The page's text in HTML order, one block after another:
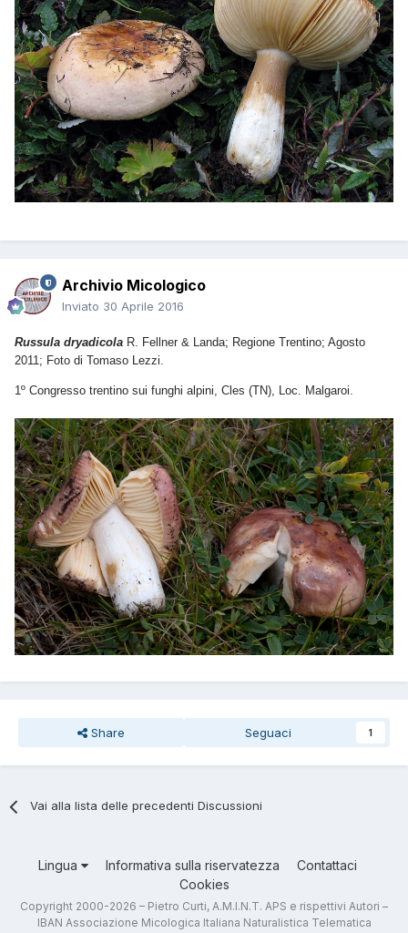
Archivio Micologico
Inviato 30 Aprile 2016
Russula dryadicola R. Fellner & Landa; Regione Trentino; Agosto
2011; Foto di Tomaso Lezzi.
1º Congresso trentino sui funghi alpini, Cles (TN), Loc. Malgaroi.
Share Seguaci 1
Vai alla lista delle precedenti Discussioni
Lingua Informativa sulla riservatezza
Contattaci
Cookies
Copyright 2000-2026 – Pietro Curti, A.M.I.N.T. APS e rispettivi Autori –
IBAN Associazione Micologica Italiana Naturalistica Telematica